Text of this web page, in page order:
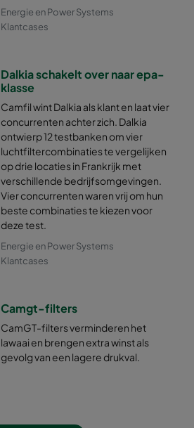
Energie en Power Systems
Klantcases
Dalkia schakelt over naar epa-
klasse
Camfil wint Dalkia als klant en laat vier
concurrenten achter zich. Dalkia
ontwierp 12 testbanken om vier
luchtfiltercombinaties te vergelijken
op drie locaties in Frankrijk met
verschillende bedrijfsomgevingen.
Vier concurrenten waren vrij om hun
beste combinaties te kiezen voor
deze test.
Energie en Power Systems
Klantcases
Camgt-filters
CamGT-filters verminderen het
lawaai en brengen extra winst als
gevolg van een lagere drukval.